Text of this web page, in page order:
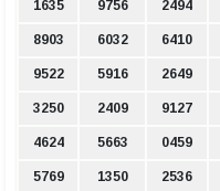
1635 9756 2494
8903 6032 6410
9522 5916 2649
3250 2409 9127
4624 5663 0459
5769 1350 2536